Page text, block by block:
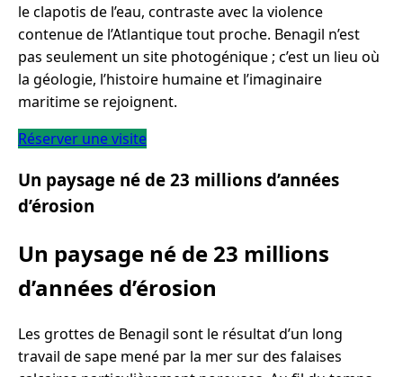
le clapotis de l’eau, contraste avec la violence
contenue de l’Atlantique tout proche. Benagil n’est
pas seulement un site photogénique ; c’est un lieu où
la géologie, l’histoire humaine et l’imaginaire
maritime se rejoignent.
Réserver une visite
Un paysage né de 23 millions d’années
d’érosion
Un paysage né de 23 millions
d’années d’érosion
Les grottes de Benagil sont le résultat d’un long
travail de sape mené par la mer sur des falaises